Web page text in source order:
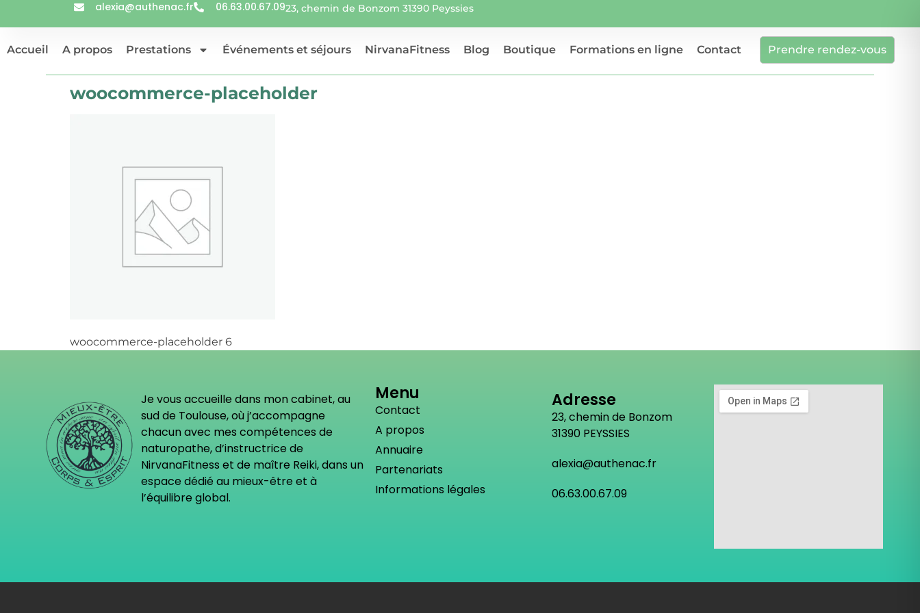
alexia@authenac.fr 06.63.00.67.0923, chemin de Bonzom 31390 Peyssies
Accueil A propos Prestations Événements et séjours NirvanaFitness Blog Boutique Formations en ligne Contact Prendre rendez-vous
woocommerce-placeholder
woocommerce-placeholder 6
Je vous accueille dans mon cabinet, au
sud de Toulouse, où j’accompagne
chacun avec mes compétences de
naturopathe, d’instructrice de
NirvanaFitness et de maître Reiki, dans un
espace dédié au mieux-être et à
l’équilibre global.
Menu
Contact
A propos
Annuaire
Partenariats
Informations légales
Adresse
23, chemin de Bonzom
31390 PEYSSIES
alexia@authenac.fr
06.63.00.67.09